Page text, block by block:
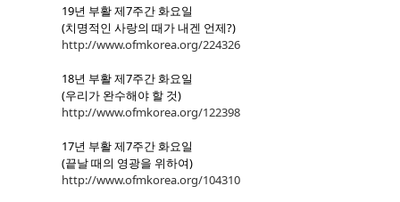
19년 부활 제7주간 화요일
(치명적인 사랑의 때가 내겐 언제?)
http://www.ofmkorea.org/224326
18년 부활 제7주간 화요일
(우리가 완수해야 할 것)
http://www.ofmkorea.org/122398
17년 부활 제7주간 화요일
(끝날 때의 영광을 위하여)
http://www.ofmkorea.org/104310